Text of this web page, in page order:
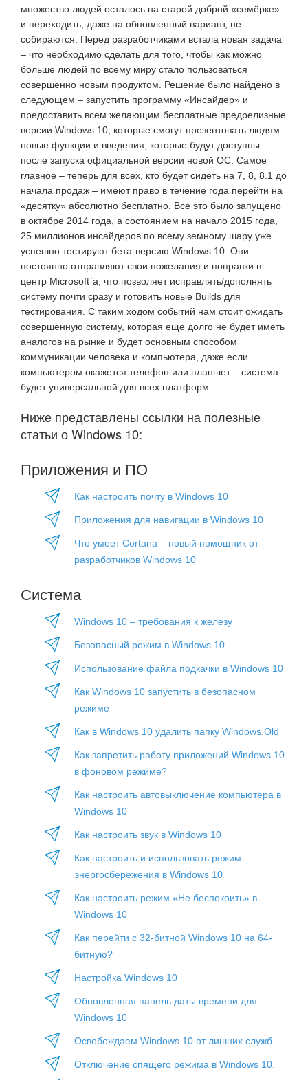
множество людей осталось на старой доброй «семёрке»
и переходить, даже на обновленный вариант, не
собираются. Перед разработчиками встала новая задача
– что необходимо сделать для того, чтобы как можно
больше людей по всему миру стало пользоваться
совершенно новым продуктом. Решение было найдено в
следующем – запустить программу «Инсайдер» и
предоставить всем желающим бесплатные предрелизные
версии Windows 10, которые смогут презентовать людям
новые функции и введения, которые будут доступны
после запуска официальной версии новой ОС. Самое
главное – теперь для всех, кто будет сидеть на 7, 8, 8.1 до
начала продаж – имеют право в течение года перейти на
«десятку» абсолютно бесплатно. Все это было запущено
в октябре 2014 года, а состоянием на начало 2015 года,
25 миллионов инсайдеров по всему земному шару уже
успешно тестируют бета-версию Windows 10. Они
постоянно отправляют свои пожелания и поправки в
центр Microsoft`а, что позволяет исправлять/дополнять
систему почти сразу и готовить новые Builds для
тестирования. С таким ходом событий нам стоит ожидать
совершенную систему, которая еще долго не будет иметь
аналогов на рынке и будет основным способом
коммуникации человека и компьютера, даже если
компьютером окажется телефон или планшет – система
будет универсальной для всех платформ.
Ниже представлены ссылки на полезные
статьи о Windows 10:
Приложения и ПО
Как настроить почту в Windows 10
Приложения для навигации в Windows 10
Что умеет Cortana – новый помощник от
разработчиков Windows 10
Система
Windows 10 – требования к железу
Безопасный режим в Windows 10
Использование файла подкачки в Windows 10
Как Windows 10 запустить в безопасном
режиме
Как в Windows 10 удалить папку Windows.Old
Как запретить работу приложений Windows 10
в фоновом режиме?
Как настроить автовыключение компьютера в
Windows 10
Как настроить звук в Windows 10
Как настроить и использовать режим
энергосбережения в Windows 10
Как настроить режим «Не беспокоить» в
Windows 10
Как перейти с 32-битной Windows 10 на 64-
битную?
Настройка Windows 10
Обновленная панель даты времени для
Windows 10
Освобождаем Windows 10 от лишних служб
Отключение спящего режима в Windows 10.